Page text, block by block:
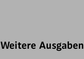
Weitere Ausgaben